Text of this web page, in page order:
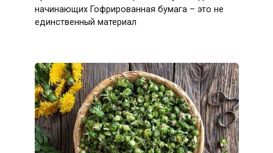
начинающих Гофрированная бумага – это не
единственный материал